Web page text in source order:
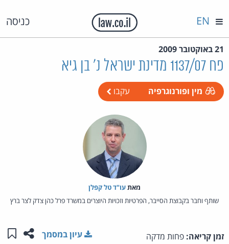
כניסה EN
21 באוקטובר 2009
פח 1137/07 מדינת ישראל נ' בן גיא
מין ופורנוגרפיה עקבו
מאת‏עו"ד טל קפלן
שותף וחבר בקבוצת הסייבר, הפרטיות וזכויות היוצרים במשרד פרל כהן צדק לצר ברץ
זמן קריאה: פחות מדקה שתפו
עיון במסמך